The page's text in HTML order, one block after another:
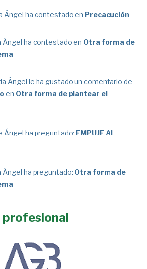
Ángel ha contestado en Precacución
Ángel ha contestado en Otra forma de
Ángel le ha gustado un comentario de
en Otra forma de plantear el
Ángel ha preguntado: EMPUJE AL
Ángel ha preguntado: Otra forma de